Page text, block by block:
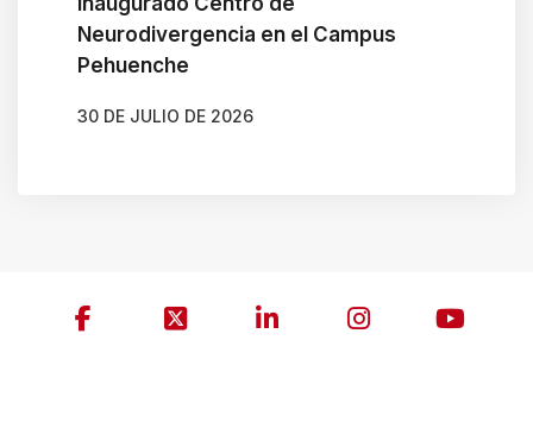
Neurodivergencia en el Campus
Pehuenche
30 DE JULIO DE 2026